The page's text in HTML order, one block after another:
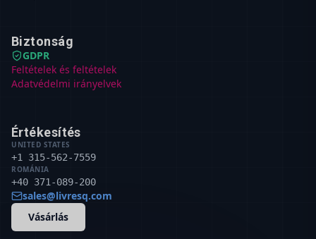
Biztonság
GDPR
Feltételek és feltételek
Adatvédelmi irányelvek
Értékesítés
UNITED STATES
+1 315-562-7559
ROMÁNIA
+40 371-089-200
sales@livresq.com
Vásárlás